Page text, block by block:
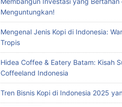
Menguntungkan!
Mengenal Jenis Kopi di Indonesia:
Tropis
Hidea Coffee & Eatery Batam: Kisah
Coffeeland Indonesia
Tren Bisnis Kopi di Indonesia 2025